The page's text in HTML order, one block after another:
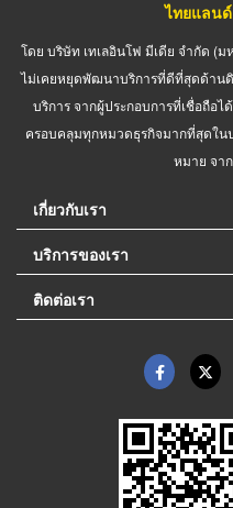
ไทยแลนด์
โดย บริษัท เทเลอินโฟ มีเดีย จำกัด (
ไม่เคยหยุดพัฒนาบริการที่ดีที่สุดด้าน
บริการ จากผู้ประกอบการที่เชื่อถือ
ครอบคลุมทุกหมวดธุรกิจมากที่สุดใน
หมาย จา
เกี่ยวกับเรา
บริการของเรา
ติดต่อเรา